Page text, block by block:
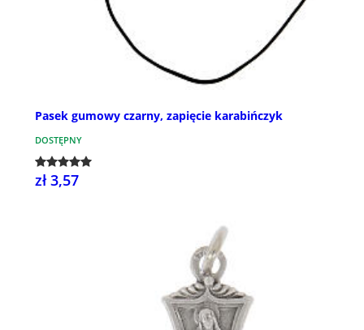
Pasek gumowy czarny, zapięcie karabińczyk
DOSTĘPNY
zł 3,57